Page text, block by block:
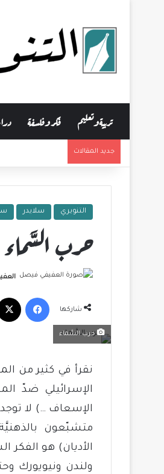
تربية وتعليم فكر وفلسفة
جديد المقالات
التنويري سلايدر
حرب السَّماء
شاركها
فيسبوك
حرب السَّماء
نقرأ في كثير من
الإسرائيلي ضدّ
الإسعاف …) لا
متشبّعون بالذهنيَّة
الأديان) هو
ولندن ونيويورك